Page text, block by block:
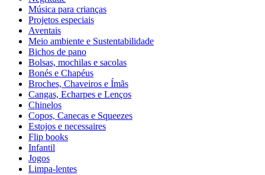
Música para crianças
Projetos especiais
Aventais
Meio ambiente e Sustentabilidade
Bichos de pano
Bolsas, mochilas e sacolas
Bonés e Chapéus
Broches, Chaveiros e Ímãs
Cangas, Echarpes e Lenços
Chinelos
Copos, Canecas e Squeezes
Estojos e necessaires
Flip books
Infantil
Jogos
Limpa-lentes